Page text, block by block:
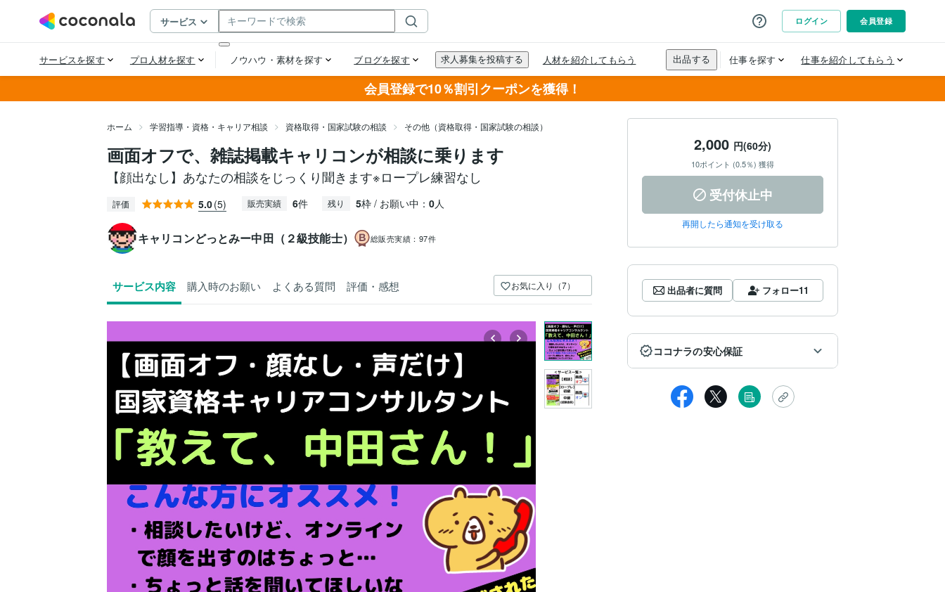
会員登録で10％割引クーポンを獲得！
ホーム 学習指導・資格・キャリア相談 資格取得・国家試験の相談 その他（資格取得・国家試験の相談）
画面オフで、雑誌掲載キャリコンが相談に乗ります
【顔出なし】あなたの相談をじっくり聞きます※ロープレ練習なし
評価 5.0(5) 販売実績 6件 残り 5枠 / お願い中： 0人
キャリコンどっとみー中田（２級技能士） 総販売実績： 97件
サービス内容 購入時のお願い よくある質問 評価・感想 お気に入り（7）
2,000 円(60分)
10ポイント (0.5％) 獲得
受付休止中
再開したら通知を受け取る
出品者に質問 フォロー11
ココナラの安心保証